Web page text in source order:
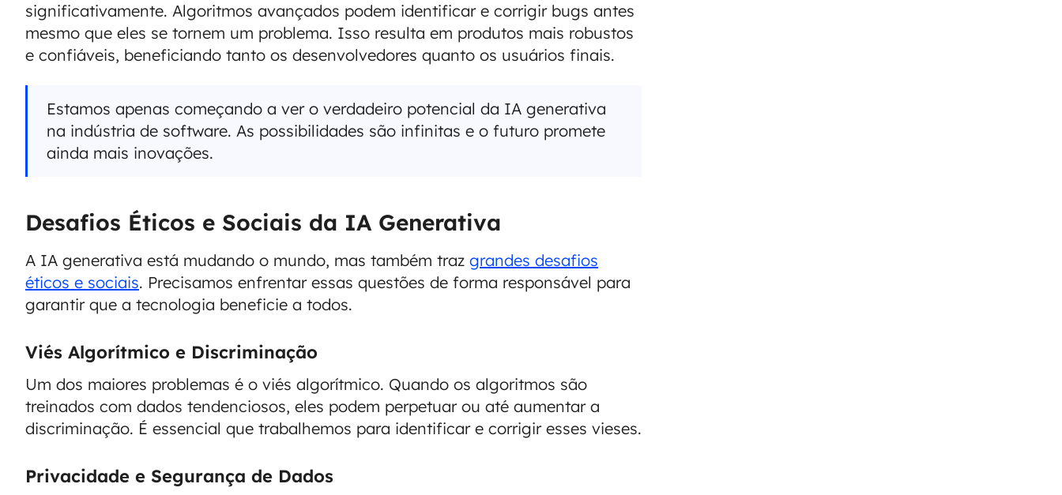
significativamente. Algoritmos avançados podem identificar e corrigir bugs antes
mesmo que eles se tornem um problema. Isso resulta em produtos mais robustos
e confiáveis, beneficiando tanto os desenvolvedores quanto os usuários finais.
Estamos apenas começando a ver o verdadeiro potencial da IA generativa
na indústria de software. As possibilidades são infinitas e o futuro promete
ainda mais inovações.
Desafios Éticos e Sociais da IA Generativa
A IA generativa está mudando o mundo, mas também traz grandes desafios
éticos e sociais. Precisamos enfrentar essas questões de forma responsável para
garantir que a tecnologia beneficie a todos.
Viés Algorítmico e Discriminação
Um dos maiores problemas é o viés algorítmico. Quando os algoritmos são
treinados com dados tendenciosos, eles podem perpetuar ou até aumentar a
discriminação. É essencial que trabalhemos para identificar e corrigir esses vieses.
Privacidade e Segurança de Dados